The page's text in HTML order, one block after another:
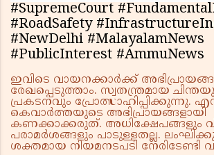
#SupremeCourt
#RoadSafety
#NewDelhi #MalayalamNews
#PublicInterest #AmmuNews
ഇവിടെ വായനക്കാർക്ക്
രേഖപ്പെടുത്താം. സ്വതന്ത്രമായ
പ്രകടനവും പ്രോത്സാഹിപ്പിക്കുന്നു.
കെവാർത്തയുടെ അഭിപ്രായങ്ങളായി
കണക്കാക്കരുത്. അധിക്ഷേപങ്ങളും
പരാമർശങ്ങളും പാടുള്ളതല്ല.
ശക്തമായ നിയമനടപടി നേരിടേണ്ടി